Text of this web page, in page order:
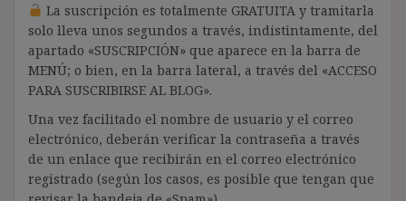
La suscripción es totalmente GRATUITA y tramitarla
solo lleva unos segundos a través, indistintamente, del
apartado «SUSCRIPCIÓN» que aparece en la barra de
MENÚ; o bien, en la barra lateral, a través del «ACCESO
PARA SUSCRIBIRSE AL BLOG».
Una vez facilitado el nombre de usuario y el correo
electrónico, deberán verificar la contraseña a través
de un enlace que recibirán en el correo electrónico
registrado (según los casos, es posible que tengan que